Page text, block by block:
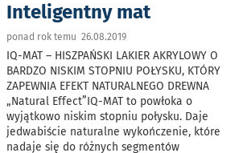
Inteligentny mat
ponad rok temu 26.08.2019
IQ-MAT – HISZPAŃSKI LAKIER AKRYLOWY O
BARDZO NISKIM STOPNIU POŁYSKU, KTÓRY
ZAPEWNIA EFEKT NATURALNEGO DREWNA
„Natural Effect”IQ-MAT to powłoka o
wyjątkowo niskim stopniu połysku. Daje
jedwabiście naturalne wykończenie, które
nadaje się do różnych segmentów